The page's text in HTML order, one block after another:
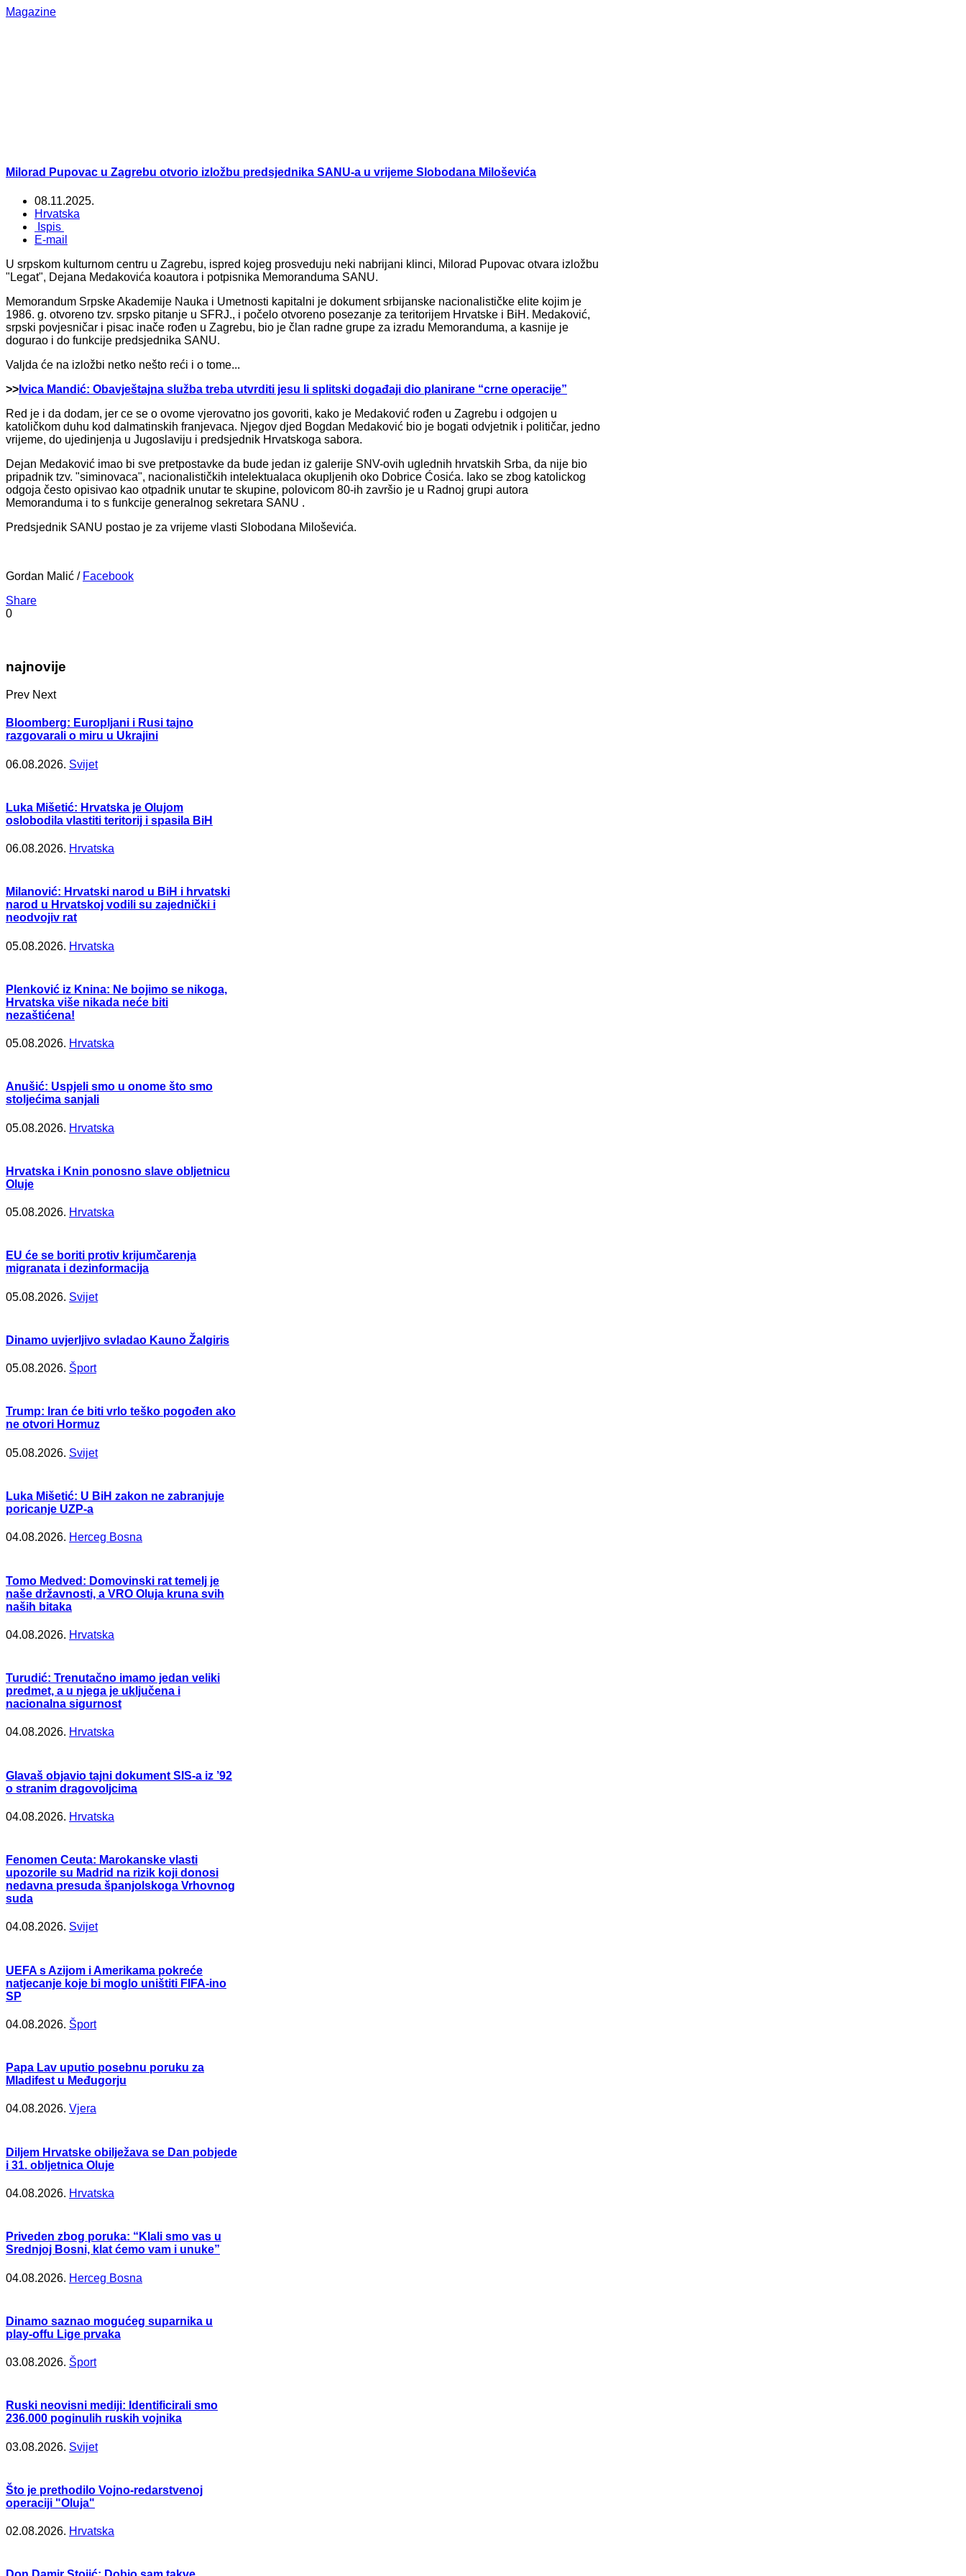
Magazine
Milorad Pupovac u Zagrebu otvorio izložbu predsjednika SANU-a u vrijeme Slobodana Miloševića
08.11.2025.
Hrvatska
Ispis
E-mail
U srpskom kulturnom centru u Zagrebu, ispred kojeg prosveduju neki nabrijani klinci, Milorad Pupovac otvara izložbu
"Legat", Dejana Medakovića koautora i potpisnika Memoranduma SANU.
Memorandum Srpske Akademije Nauka i Umetnosti kapitalni je dokument srbijanske nacionalističke elite kojim je
1986. g. otvoreno tzv. srpsko pitanje u SFRJ., i počelo otvoreno posezanje za teritorijem Hrvatske i BiH. Medaković,
srpski povjesničar i pisac inače rođen u Zagrebu, bio je član radne grupe za izradu Memoranduma, a kasnije je
dogurao i do funkcije predsjednika SANU.
Valjda će na izložbi netko nešto reći i o tome...
>> Ivica Mandić: Obavještajna služba treba utvrditi jesu li splitski događaji dio planirane “crne operacije”
Red je i da dodam, jer ce se o ovome vjerovatno jos govoriti, kako je Medaković rođen u Zagrebu i odgojen u
katoličkom duhu kod dalmatinskih franjevaca. Njegov djed Bogdan Medaković bio je bogati odvjetnik i političar, jedno
vrijeme, do ujedinjenja u Jugoslaviju i predsjednik Hrvatskoga sabora.
Dejan Medaković imao bi sve pretpostavke da bude jedan iz galerije SNV-ovih uglednih hrvatskih Srba, da nije bio
pripadnik tzv. "siminovaca", nacionalističkih intelektualaca okupljenih oko Dobrice Ćosića. Iako se zbog katolickog
odgoja često opisivao kao otpadnik unutar te skupine, polovicom 80-ih završio je u Radnoj grupi autora
Memoranduma i to s funkcije generalnog sekretara SANU .
Predsjednik SANU postao je za vrijeme vlasti Slobodana Miloševića.
Gordan Malić / Facebook
Share
0
najnovije
Prev Next
Bloomberg: Europljani i Rusi tajno
razgovarali o miru u Ukrajini
06.08.2026. Svijet
Luka Mišetić: Hrvatska je Olujom
oslobodila vlastiti teritorij i spasila BiH
06.08.2026. Hrvatska
Milanović: Hrvatski narod u BiH i hrvatski
narod u Hrvatskoj vodili su zajednički i
neodvojiv rat
05.08.2026. Hrvatska
Plenković iz Knina: Ne bojimo se nikoga,
Hrvatska više nikada neće biti
nezaštićena!
05.08.2026. Hrvatska
Anušić: Uspjeli smo u onome što smo
stoljećima sanjali
05.08.2026. Hrvatska
Hrvatska i Knin ponosno slave obljetnicu
Oluje
05.08.2026. Hrvatska
EU će se boriti protiv krijumčarenja
migranata i dezinformacija
05.08.2026. Svijet
Dinamo uvjerljivo svladao Kauno Žalgiris
05.08.2026. Šport
Trump: Iran će biti vrlo teško pogođen ako
ne otvori Hormuz
05.08.2026. Svijet
Luka Mišetić: U BiH zakon ne zabranjuje
poricanje UZP-a
04.08.2026. Herceg Bosna
Tomo Medved: Domovinski rat temelj je
naše državnosti, a VRO Oluja kruna svih
naših bitaka
04.08.2026. Hrvatska
Turudić: Trenutačno imamo jedan veliki
predmet, a u njega je uključena i
nacionalna sigurnost
04.08.2026. Hrvatska
Glavaš objavio tajni dokument SIS-a iz ’92
o stranim dragovoljcima
04.08.2026. Hrvatska
Fenomen Ceuta: Marokanske vlasti
upozorile su Madrid na rizik koji donosi
nedavna presuda španjolskoga Vrhovnog
suda
04.08.2026. Svijet
UEFA s Azijom i Amerikama pokreće
natjecanje koje bi moglo uništiti FIFA-ino
SP
04.08.2026. Šport
Papa Lav uputio posebnu poruku za
Mladifest u Međugorju
04.08.2026. Vjera
Diljem Hrvatske obilježava se Dan pobjede
i 31. obljetnica Oluje
04.08.2026. Hrvatska
Priveden zbog poruka: “Klali smo vas u
Srednjoj Bosni, klat ćemo vam i unuke”
04.08.2026. Herceg Bosna
Dinamo saznao mogućeg suparnika u
play-offu Lige prvaka
03.08.2026. Šport
Ruski neovisni mediji: Identificirali smo
236.000 poginulih ruskih vojnika
03.08.2026. Svijet
Što je prethodilo Vojno-redarstvenoj
operaciji "Oluja"
02.08.2026. Hrvatska